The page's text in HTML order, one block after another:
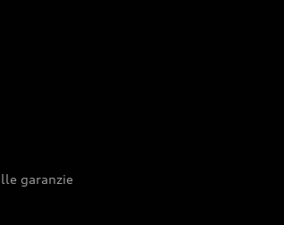
garanzie